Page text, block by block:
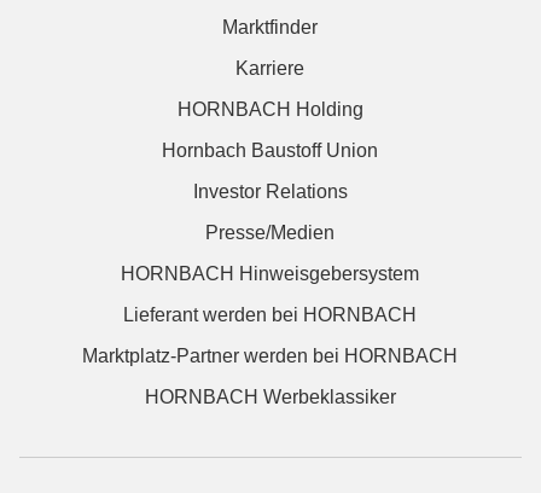
Marktfinder
Karriere
HORNBACH Holding
Hornbach Baustoff Union
Investor Relations
Presse/Medien
HORNBACH Hinweisgebersystem
Lieferant werden bei HORNBACH
Marktplatz-Partner werden bei HORNBACH
HORNBACH Werbeklassiker